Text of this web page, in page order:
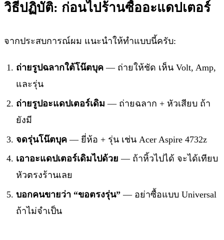
วิธีปฏิบัติ: ก่อนไปร้านซื้ออะแดปเตอร์
จากประสบการณ์ผม แนะนำให้ทำแบบนี้ครับ:
ถ่ายรูปฉลากใต้โน๊ตบุค — ถ่ายให้ชัด เห็น Volt, Amp,
และรุ่น
ถ่ายรูปอะแดปเตอร์เดิม — ถ่ายฉลาก + หัวเสียบ ถ้า
ยังมี
จดรุ่นโน๊ตบุค — ยี่ห้อ + รุ่น เช่น Acer Aspire 4732z
เอาอะแดปเตอร์เดิมไปด้วย — ถ้าหิ้วไปได้ จะได้เทียบ
หัวตรงร้านเลย
บอกคนขายว่า “ขอตรงรุ่น” — อย่าซื้อแบบ Universal
ถ้าไม่จำเป็น